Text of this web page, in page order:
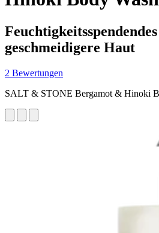
geschmeidigere Haut
2 Bewertungen
SALT & STONE Bergamot & Hinoki